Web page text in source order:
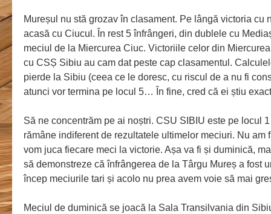
Mureșul nu stă grozav în clasament. Pe lângă victoria cu
acasă cu Ciucul. În rest 5 înfrângeri, din dublele cu
meciul de la Miercurea Ciuc. Victoriile celor din
cu CSȘ Sibiu au cam dat peste cap clasamentul.
pierde la Sibiu (ceea ce le doresc, cu riscul de a nu fi
atunci vor termina pe locul 5… În fine, cred că ei știu
Să ne concentrăm pe ai noștri. CSU SIBIU este pe locul
rămâne indiferent de rezultatele ultimelor meciuri. Nu am
vom juca fiecare meci la victorie. Așa va fi și duminică,
să demonstreze că înfrângerea de la Târgu Mureș a fost
încep meciurile tari și acolo nu prea avem voie să mai
Meciul de duminică se joacă la Sala Transilvania din